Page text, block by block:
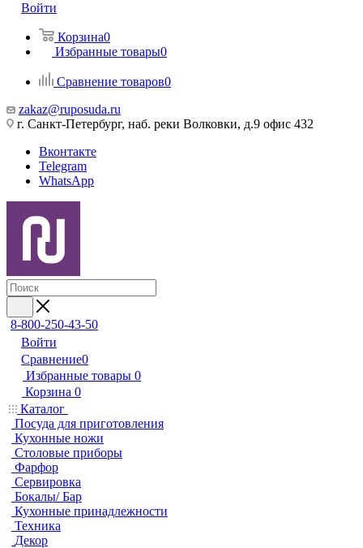
Войти
Корзина0
Избранные товары0
Сравнение товаров0
zakaz@ruposuda.ru
г. Санкт-Петербург, наб. реки Волковки, д.9 офис 432
Вконтакте
Telegram
WhatsApp
8-800-250-43-50
Войти
Сравнение0
Избранные товары 0
Корзина 0
Каталог
Посуда для приготовления
Кухонные ножи
Столовые приборы
Фарфор
Сервировка
Бокалы/ Бар
Кухонные принадлежности
Техника
Декор